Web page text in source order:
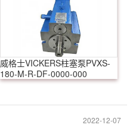
威格士VICKERS柱塞泵PVXS-
180-M-R-DF-0000-000
2022-12-07